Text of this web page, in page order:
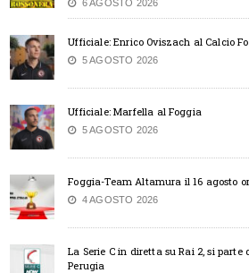
6 AGOSTO 2026
Ufficiale: Enrico Oviszach al Calcio
5 AGOSTO 2026
Ufficiale: Marfella al Foggia
5 AGOSTO 2026
Foggia-Team Altamura il 16 agosto
4 AGOSTO 2026
La Serie C in diretta su Rai 2, si
Perugia